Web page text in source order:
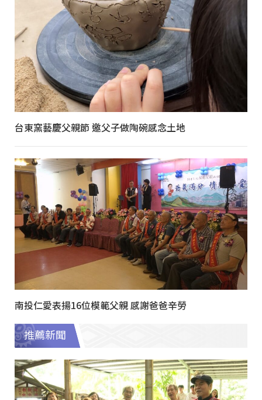
台東窯藝慶父親節 邀父子做陶碗感念土地
南投仁愛表揚16位模範父親 感謝爸爸辛勞
推薦新聞